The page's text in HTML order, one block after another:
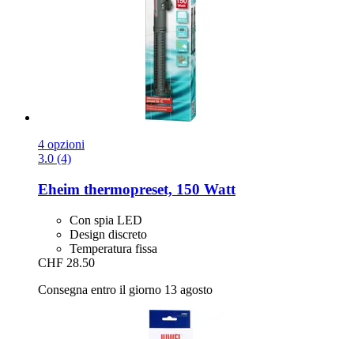
4 opzioni
3.0 (4)
Eheim thermopreset, 150 Watt
Con spia LED
Design discreto
Temperatura fissa
CHF 28.50
Consegna entro il giorno 13 agosto